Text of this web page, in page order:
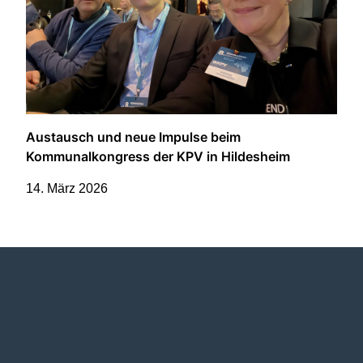
Austausch und neue Impulse beim
Kommunalkongress der KPV in Hildesheim
14. März 2026